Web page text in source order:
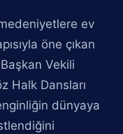
ev
öne çıkan
Vekili
Halk Dansları
dünyaya